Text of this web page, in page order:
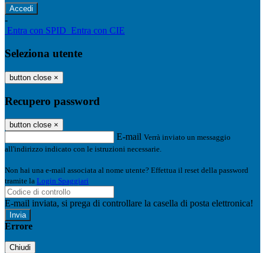
-
Entra con SPID Entra con CIE
Seleziona utente
button close ×
Recupero password
button close ×
E-mail Verrà inviato un messaggio
all'indirizzo indicato con le istruzioni necessarie.
Non hai una e-mail associata al nome utente? Effettua il reset della password
tramite la Login Spaggiari
E-mail inviata, si prega di controllare la casella di posta elettronica!
Errore
Chiudi